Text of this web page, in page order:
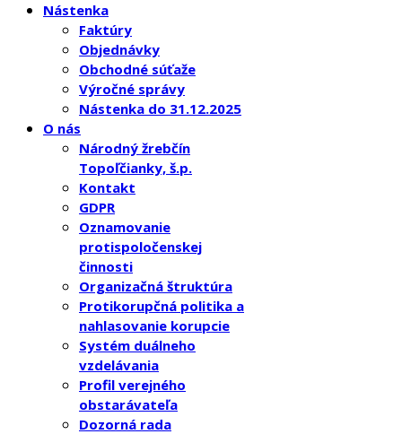
Nástenka
Faktúry
Objednávky
Obchodné súťaže
Výročné správy
Nástenka do 31.12.2025
O nás
Národný žrebčín
Topoľčianky, š.p.
Kontakt
GDPR
Oznamovanie
protispoločenskej
činnosti
Organizačná štruktúra
Protikorupčná politika a
nahlasovanie korupcie
Systém duálneho
vzdelávania
Profil verejného
obstarávateľa
Dozorná rada